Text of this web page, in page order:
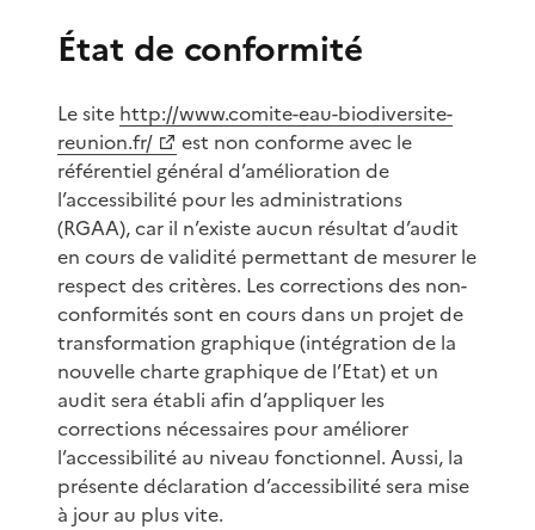
État de conformité
Le site http://www.comite-eau-biodiversite-
reunion.fr/
est non conforme avec le
référentiel général d’amélioration de
l’accessibilité pour les administrations
(RGAA), car il n’existe aucun résultat d’audit
en cours de validité permettant de mesurer le
respect des critères. Les corrections des non-
conformités sont en cours dans un projet de
transformation graphique (intégration de la
nouvelle charte graphique de l’Etat) et un
audit sera établi afin d’appliquer les
corrections nécessaires pour améliorer
l’accessibilité au niveau fonctionnel. Aussi, la
présente déclaration d’accessibilité sera mise
à jour au plus vite.